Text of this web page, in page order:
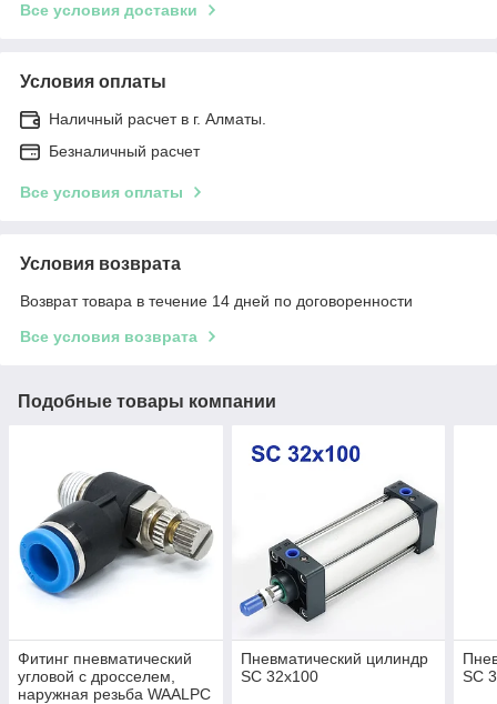
Все условия доставки
Условия оплаты
Наличный расчет в г. Алматы.
Безналичный расчет
Все условия оплаты
Условия возврата
Возврат товара в течение 14 дней по договоренности
Все условия возврата
Подобные товары компании
Фитинг пневматический
угловой с дросселем,
наружная резьба WAALPC
Пневматический цилиндр
SC 32х100
SC